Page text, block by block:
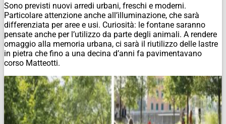
Sono previsti nuovi arredi urbani, freschi e moderni.
Particolare attenzione anche all’illuminazione, che sarà
differenziata per aree e usi. Curiosità: le fontane saranno
pensate anche per l’utilizzo da parte degli animali. A rendere
omaggio alla memoria urbana, ci sarà il riutilizzo delle lastre
in pietra che fino a una decina d’anni fa pavimentavano
corso Matteotti.